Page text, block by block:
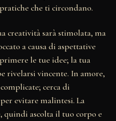
che ti circondano.
creatività sarà stimolata, ma
a causa di aspettative
le tue idee; la tua
rivelarsi vincente. In amore,
cerca di
evitare malintesi. La
quindi ascolta il tuo corpo e